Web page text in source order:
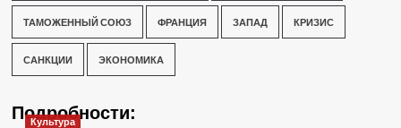
ТАМОЖЕННЫЙ СОЮЗ ФРАНЦИЯ ЗАПАД КРИЗИС
САНКЦИИ ЭКОНОМИКА
Подробности:
Культура